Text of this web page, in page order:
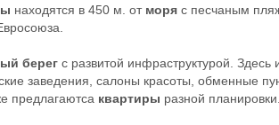
находятся в 450 м. от моря с песчаным
берег с развитой инфраструктурой.
заведения, салоны красоты, обменные
предлагаютса квартиры разной